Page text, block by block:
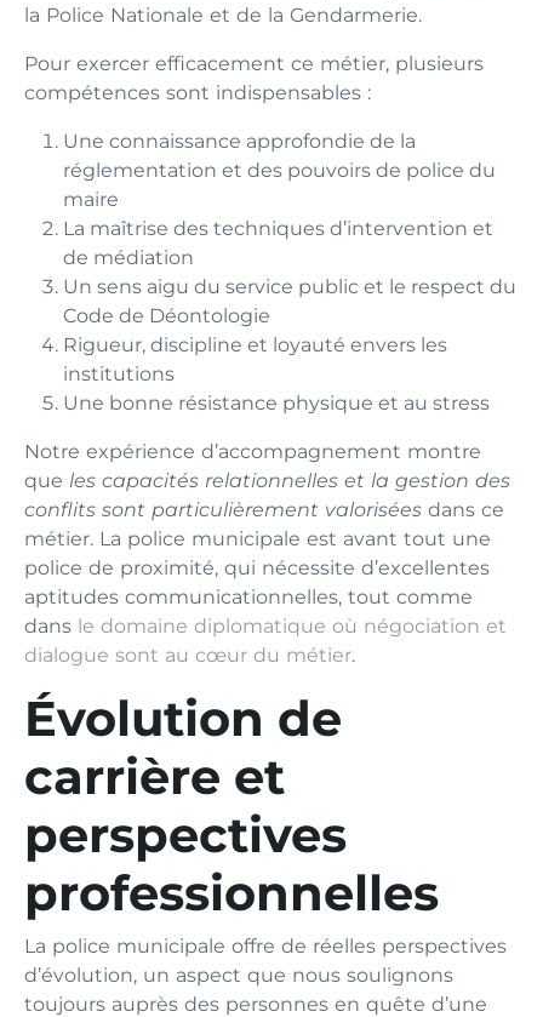
la Police Nationale et de la Gendarmerie.
Pour exercer efficacement ce métier, plusieurs
compétences sont indispensables :
Une connaissance approfondie de la
réglementation et des pouvoirs de police du
maire
La maîtrise des techniques d’intervention et
de médiation
Un sens aigu du service public et le respect du
Code de Déontologie
Rigueur, discipline et loyauté envers les
institutions
Une bonne résistance physique et au stress
Notre expérience d’accompagnement montre
que les capacités relationnelles et la gestion des
conflits sont particulièrement valorisées dans ce
métier. La police municipale est avant tout une
police de proximité, qui nécessite d’excellentes
aptitudes communicationnelles, tout comme
dans le domaine diplomatique où négociation et
dialogue sont au cœur du métier.
Évolution de
carrière et
perspectives
professionnelles
La police municipale offre de réelles perspectives
d’évolution, un aspect que nous soulignons
toujours auprès des personnes en quête d’une